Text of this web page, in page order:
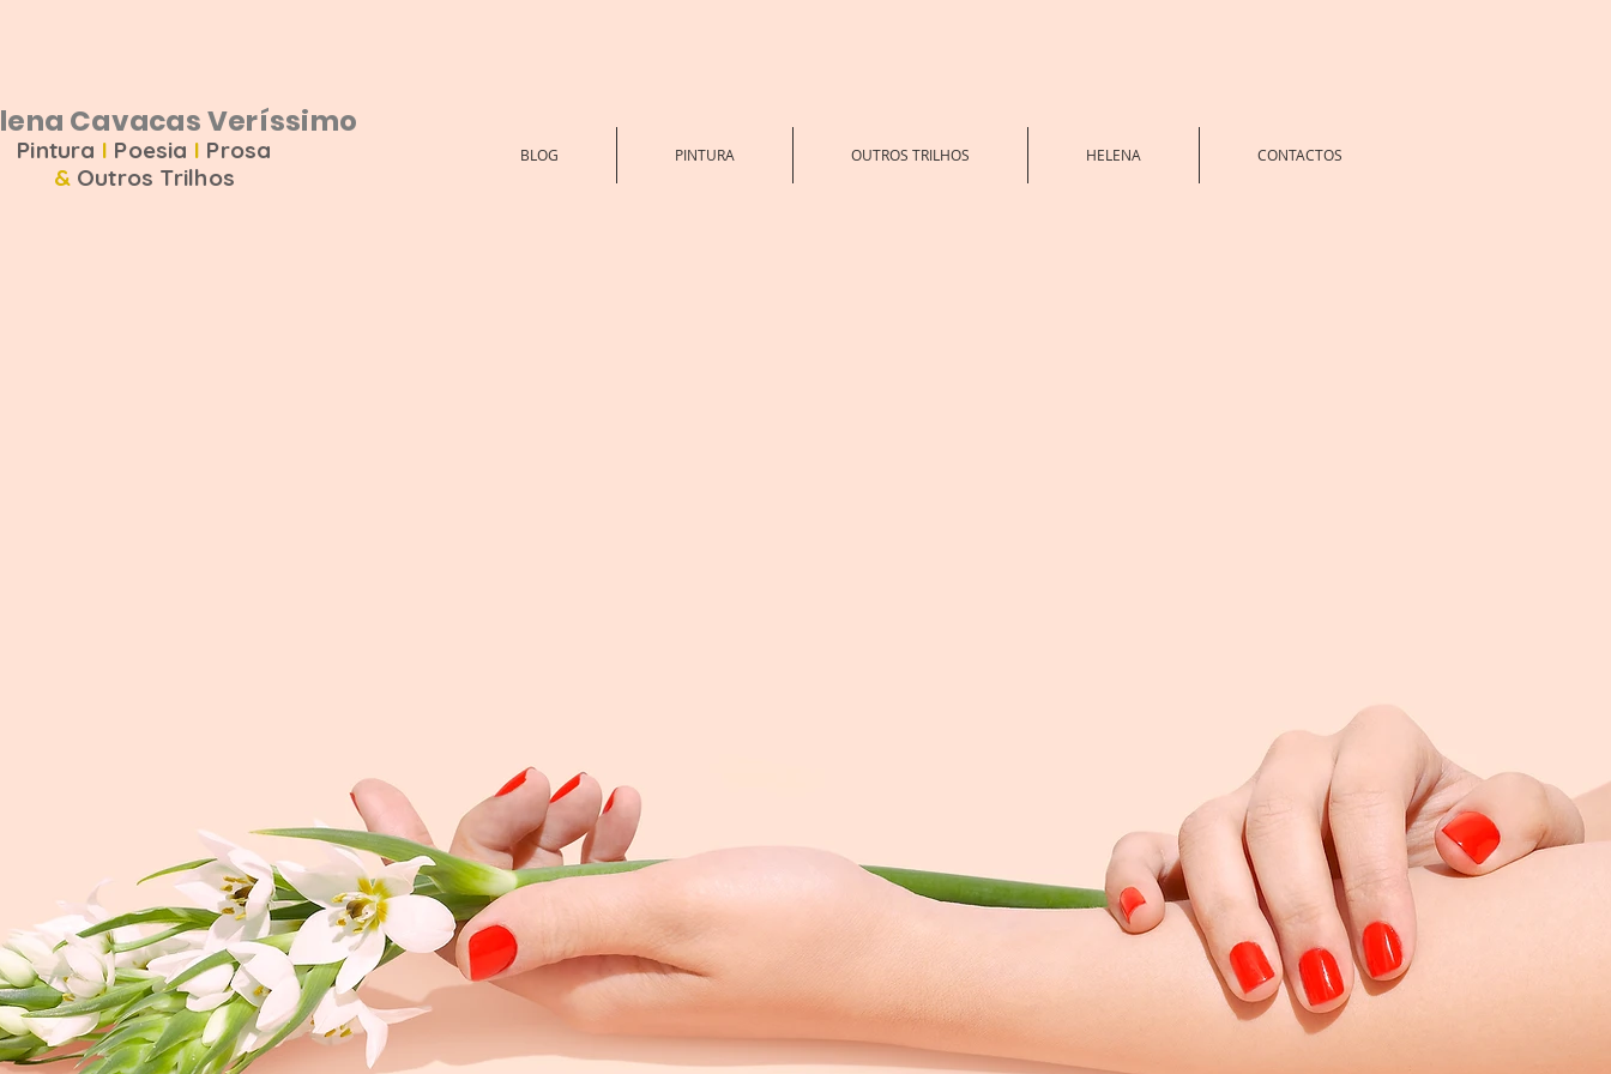
Cavacas Veríssimo
Pintura I Poesia I Prosa
& Outros Trilhos
BLOG PINTURA OUTROS TRILHOS HELENA CONTACTOS